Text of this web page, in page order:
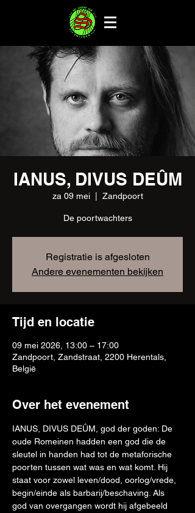
IANUS, DIVUS DEÛM
za 09 mei
  |
Zandpoort
De poortwachters
Registratie is afgesloten
Andere evenementen bekijken
Tijd en locatie
09 mei 2026, 13:00 – 17:00
Zandpoort, Zandstraat, 2200 Herentals,
België
Over het evenement
IANUS, DIVUS DEÛM, god der goden: De
oude Romeinen hadden een god die de
sleutel in handen had tot de metaforische
poorten tussen wat was en wat komt. Hij
staat voor zowel leven/dood, oorlog/vrede,
begin/einde als barbarij/beschaving. Als
god van overgangen wordt hij afgebeeld